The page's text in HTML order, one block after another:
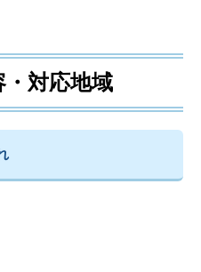
・対応地域